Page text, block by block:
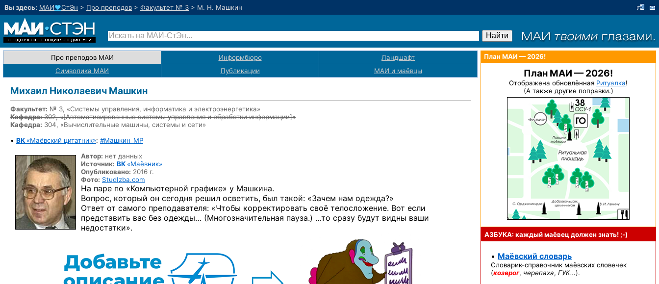
Вы здесь: МАИ♥СтЭн > Про преподов > Факультет № 3 > М. Н. Машкин
Про преподов МАИ Информбюро
Ландшафт
Символика МАИ
Публикации МАИ и маёвцы
Михаил Николаевич Машкин
Факультет: № 3, «Системы управления, информатика и электроэнергетика»
Кафедра:302, «[Автоматизированные системы управления и обработки информации]»
Кафедра: 304, «Вычислительные машины, системы и сети»
• ВК «Маёвский цитатник»: #Машкин_MP
Автор: нет данных
Источник: ВК «Маёвник»
Опубликовано: 2016 г.
Фото: StudIzba.com
На паре по «Компьютерной графике» у Машкина.
Вопрос, который он сегодня решил осветить, был такой: «Зачем нам одежда?»
Ответ от самого преподавателя: «Чтобы корректировать своё телосложение. Вот если
представить вас без одежды… (Многозначительная пауза.) …то сразу будут видны ваши
недостатки».
План МАИ — 2026!
План МАИ — 2026!
Отображена обновлённая Ритуалка!
(А также другие поправки.)
АЗБУКА: каждый маёвец должензнать! ;-)
• Маёвский словарь
Словарик-справочник маёвских словечек
(козерог, черепаха, ГУК…).